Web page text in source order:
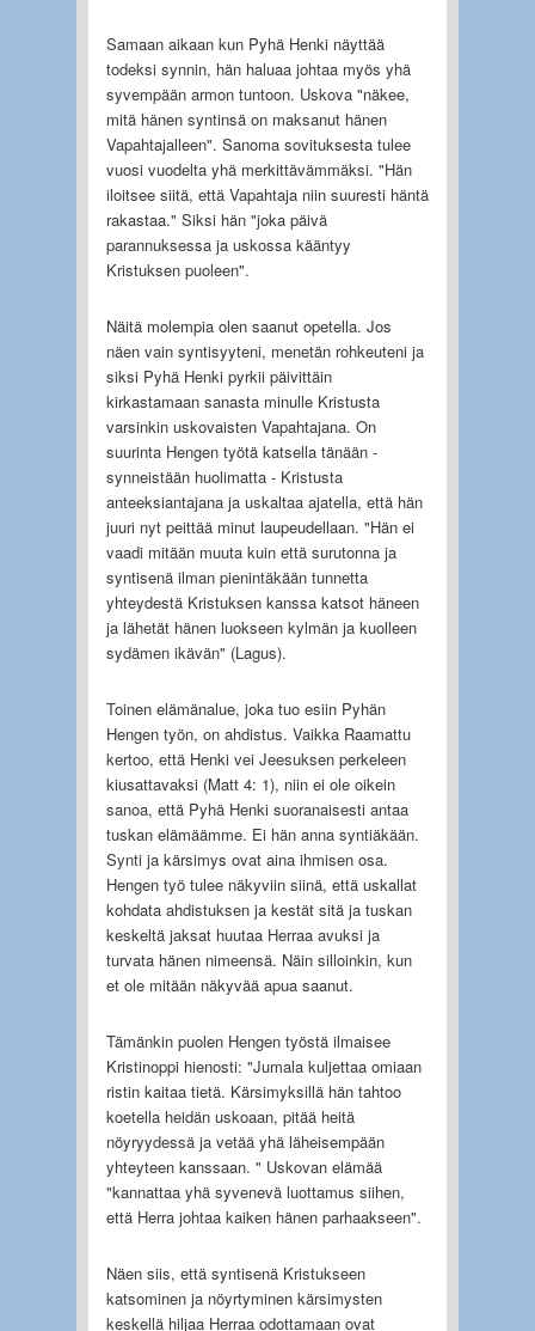
Samaan aikaan kun Pyhä Henki näyttää
todeksi synnin, hän haluaa johtaa myös yhä
syvempään armon tuntoon. Uskova "näkee,
mitä hänen syntinsä on maksanut hänen
Vapahtajalleen". Sanoma sovituksesta tulee
vuosi vuodelta yhä merkittävämmäksi. "Hän
iloitsee siitä, että Vapahtaja niin suuresti häntä
rakastaa." Siksi hän "joka päivä
parannuksessa ja uskossa kääntyy
Kristuksen puoleen".
Näitä molempia olen saanut opetella. Jos
näen vain syntisyyteni, menetän rohkeuteni ja
siksi Pyhä Henki pyrkii päivittäin
kirkastamaan sanasta minulle Kristusta
varsinkin uskovaisten Vapahtajana. On
suurinta Hengen työtä katsella tänään -
synneistään huolimatta - Kristusta
anteeksiantajana ja uskaltaa ajatella, että hän
juuri nyt peittää minut laupeudellaan. "Hän ei
vaadi mitään muuta kuin että surutonna ja
syntisenä ilman pienintäkään tunnetta
yhteydestä Kristuksen kanssa katsot häneen
ja lähetät hänen luokseen kylmän ja kuolleen
sydämen ikävän" (Lagus).
Toinen elämänalue, joka tuo esiin Pyhän
Hengen työn, on ahdistus. Vaikka Raamattu
kertoo, että Henki vei Jeesuksen perkeleen
kiusattavaksi (Matt 4: 1), niin ei ole oikein
sanoa, että Pyhä Henki suoranaisesti antaa
tuskan elämäämme. Ei hän anna syntiäkään.
Synti ja kärsimys ovat aina ihmisen osa.
Hengen työ tulee näkyviin siinä, että uskallat
kohdata ahdistuksen ja kestät sitä ja tuskan
keskeltä jaksat huutaa Herraa avuksi ja
turvata hänen nimeensä. Näin silloinkin, kun
et ole mitään näkyvää apua saanut.
Tämänkin puolen Hengen työstä ilmaisee
Kristinoppi hienosti: "Jumala kuljettaa omiaan
ristin kaitaa tietä. Kärsimyksillä hän tahtoo
koetella heidän uskoaan, pitää heitä
nöyryydessä ja vetää yhä läheisempään
yhteyteen kanssaan. " Uskovan elämää
"kannattaa yhä syvenevä luottamus siihen,
että Herra johtaa kaiken hänen parhaakseen".
Näen siis, että syntisenä Kristukseen
katsominen ja nöyrtyminen kärsimysten
keskellä hiljaa Herraa odottamaan ovat